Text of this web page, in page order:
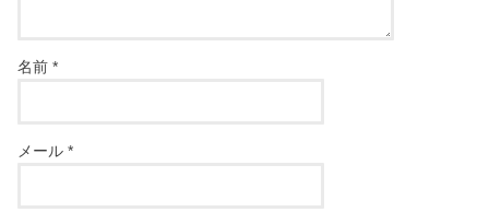
名前*
メール*